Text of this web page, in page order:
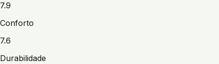
7.9
Conforto
7.6
Durabilidade